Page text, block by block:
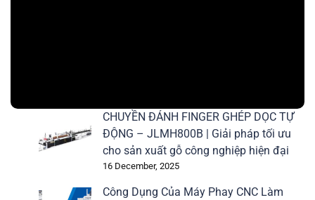
CHUYỀN ĐÁNH FINGER GHÉP DỌC TỰ
ĐỘNG – JLMH800B | Giải pháp tối ưu
cho sản xuất gỗ công nghiệp hiện đại
16 December, 2025
Công Dụng Của Máy Phay CNC Làm